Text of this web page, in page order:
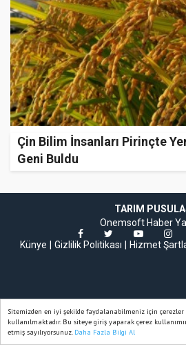
Sitemizden en iyi şekilde faydalanabilmeniz için çerezler
kullanılmaktadır. Bu siteye giriş yaparak çerez
etmiş sayılıyorsunuz. Daha Fazla Bilgi Al
Çin Bilim İnsanları Pirinçte
Geni Buldu
TARIM
Onemsoft Haber
Künye
Gizlilik Politikası Hizmet
Ana Sayfa Web TV